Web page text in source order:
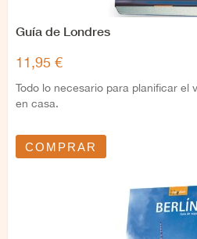
Guía de Londres
11,95 €
Todo lo necesario para planificar el
en casa.
COMPRAR